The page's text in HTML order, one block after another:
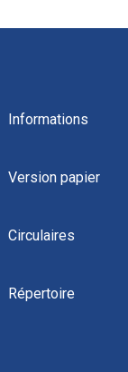
Informations
Version papier
Circulaires
Répertoire